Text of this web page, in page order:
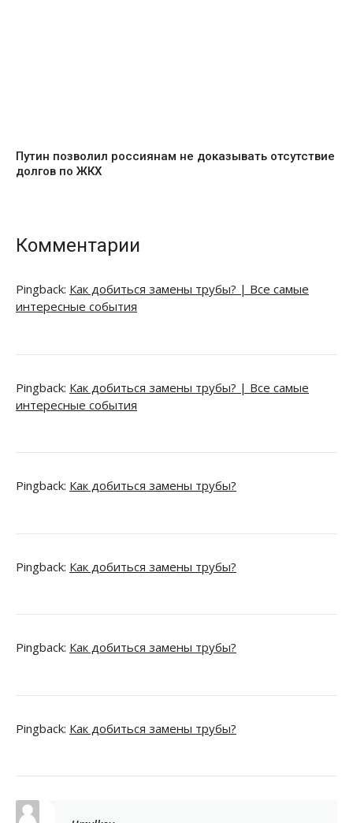
Путин позволил россиянам не доказывать отсутствие
долгов по ЖКХ
Комментарии
Pingback: Как добиться замены трубы? | Все самые
интересные события
Pingback: Как добиться замены трубы? | Все самые
интересные события
Pingback: Как добиться замены трубы?
Pingback: Как добиться замены трубы?
Pingback: Как добиться замены трубы?
Pingback: Как добиться замены трубы?